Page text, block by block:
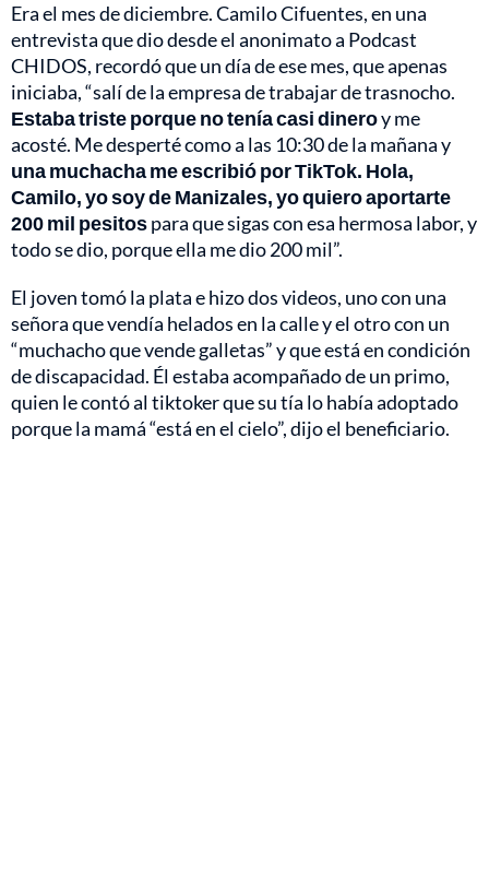
Era el mes de diciembre. Camilo Cifuentes, en una
entrevista que dio desde el anonimato a Podcast
CHIDOS, recordó que un día de ese mes, que apenas
iniciaba, “salí de la empresa de trabajar de trasnocho.
Estaba triste porque no tenía casi dineroy me
acosté. Me desperté como a las 10:30 de la mañana y
una muchacha me escribió por TikTok. Hola,
Camilo, yo soy de Manizales, yo quiero aportarte
200 mil pesitospara que sigas con esa hermosa labor, y
todo se dio, porque ella me dio 200 mil”.
El joven tomó la plata e hizo dos videos, uno con una
señora que vendía helados en la calle y el otro con un
“muchacho que vende galletas” y que está en condición
de discapacidad. Él estaba acompañado de un primo,
quien le contó al tiktoker que su tía lo había adoptado
porque la mamá “está en el cielo”, dijo el beneficiario.